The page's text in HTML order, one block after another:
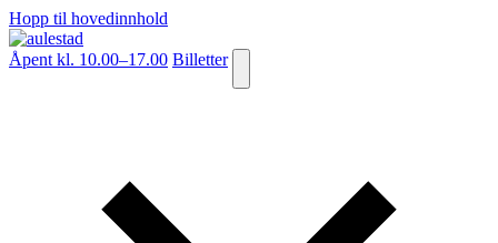
Hopp til hovedinnhold
Åpent kl. 10.00–17.00 Billetter